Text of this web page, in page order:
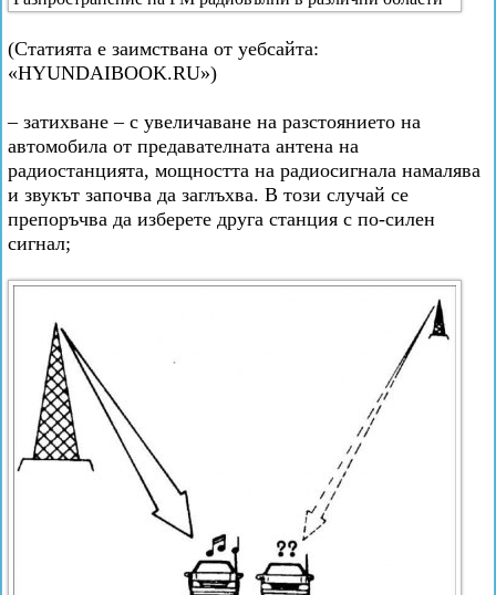
(Статията е заимствана от уебсайта:
«HYUNDAIBOOK.RU»)
– затихване – с увеличаване на разстоянието на
автомобила от предавателната антена на
радиостанцията, мощността на радиосигнала намалява
и звукът започва да заглъхва. В този случай се
препоръчва да изберете друга станция с по-силен
сигнал;